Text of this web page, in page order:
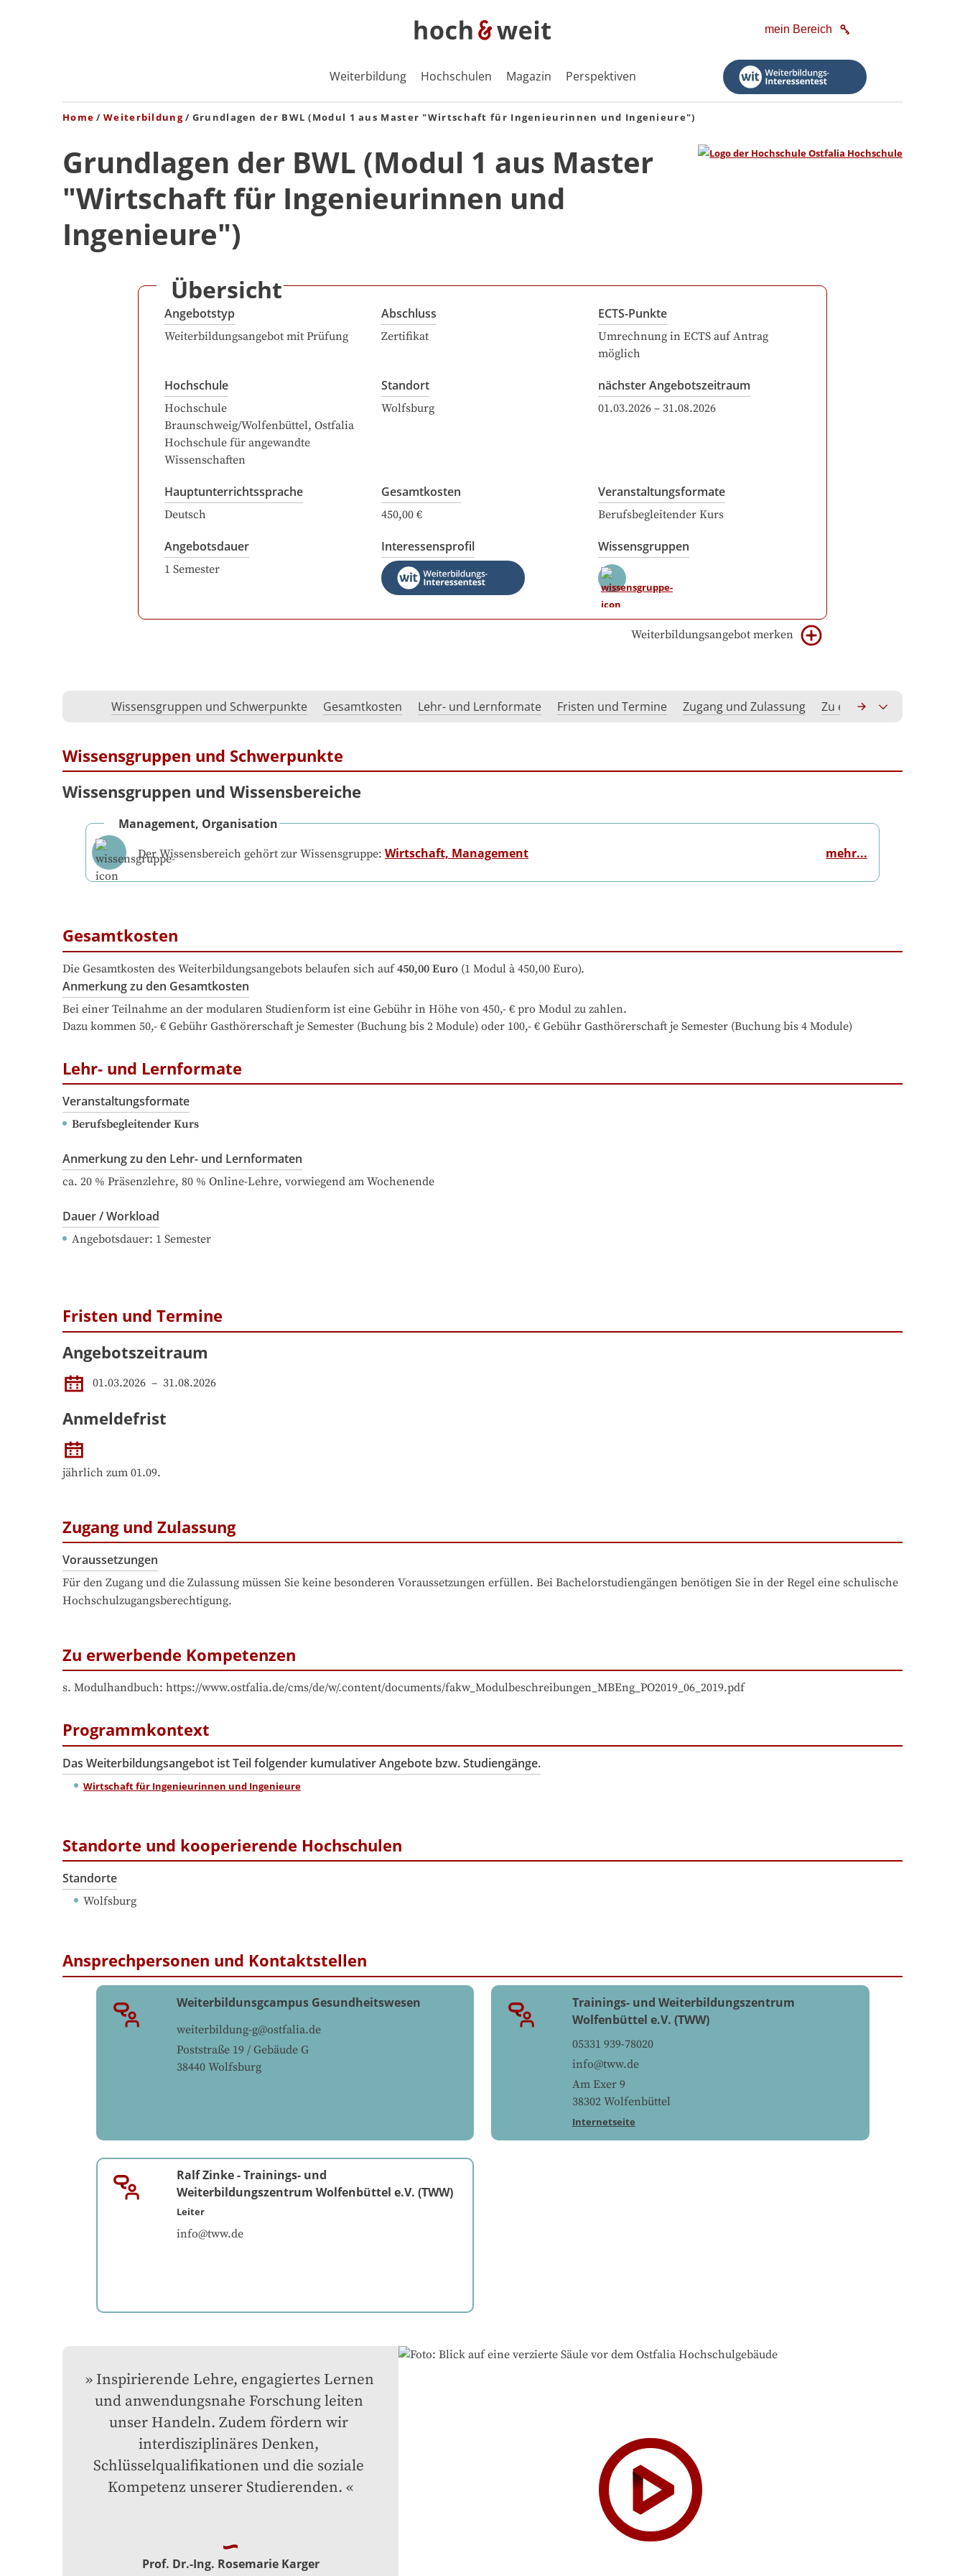
mein Bereich
Weiterbildung Hochschulen Magazin Perspektiven
Home Weiterbildung Grundlagen der BWL (Modul 1 aus Master "Wirtschaft für Ingenieurinnen und Ingenieure")
Grundlagen der BWL (Modul 1 aus Master
"Wirtschaft für Ingenieurinnen und
Ingenieure")
Übersicht
Angebotstyp
Weiterbildungsangebot mit Prüfung
Abschluss
Zertifikat
ECTS-Punkte
Umrechnung in ECTS auf Antrag
möglich
Hochschule
Hochschule
Braunschweig/Wolfenbüttel, Ostfalia
Hochschule für angewandte
Wissenschaften
Standort
Wolfsburg
nächster Angebotszeitraum
01.03.2026 – 31.08.2026
Hauptunterrichtssprache
Deutsch
Gesamtkosten
450,00 €
Veranstaltungsformate
Berufsbegleitender Kurs
Angebotsdauer
1 Semester
Interessensprofil Wissensgruppen
Weiterbildungsangebot merken
Wissensgruppen und Schwerpunkte Gesamtkosten Lehr- und Lernformate Fristen und Termine Zugang und Zulassung Zu erwerbende
Wissensgruppen und Schwerpunkte
Wissensgruppen und Wissensbereiche
Management, Organisation
Der Wissensbereich gehört zur Wissensgruppe: Wirtschaft, Management mehr...
Gesamtkosten
Die Gesamtkosten des Weiterbildungsangebots belaufen sich auf 450,00 Euro (1 Modul à 450,00 Euro).
Anmerkung zu den Gesamtkosten
Bei einer Teilnahme an der modularen Studienform ist eine Gebühr in Höhe von 450,- € pro Modul zu zahlen.
Dazu kommen 50,- € Gebühr Gasthörerschaft je Semester (Buchung bis 2 Module) oder 100,- € Gebühr Gasthörerschaft je Semester (Buchung bis 4 Module)
Lehr- und Lernformate
Veranstaltungsformate
Berufsbegleitender Kurs
Anmerkung zu den Lehr- und Lernformaten
ca. 20 % Präsenzlehre, 80 % Online-Lehre, vorwiegend am Wochenende
Dauer / Workload
Angebotsdauer: 1 Semester
Fristen und Termine
Angebotszeitraum
01.03.2026 – 31.08.2026
Anmeldefrist
jährlich zum 01.09.
Zugang und Zulassung
Voraussetzungen
Für den Zugang und die Zulassung müssen Sie keine besonderen Voraussetzungen erfüllen. Bei Bachelorstudiengängen benötigen Sie in der Regel eine schulische
Hochschulzugangsberechtigung.
Zu erwerbende Kompetenzen
s. Modulhandbuch: https://www.ostfalia.de/cms/de/w/.content/documents/fakw_Modulbeschreibungen_MBEng_PO2019_06_2019.pdf
Programmkontext
Das Weiterbildungsangebot ist Teil folgender kumulativer Angebote bzw. Studiengänge.
Wirtschaft für Ingenieurinnen und Ingenieure
Standorte und kooperierende Hochschulen
Standorte
Wolfsburg
Ansprechpersonen und Kontaktstellen
Weiterbildunsgcampus Gesundheitswesen
weiterbildung-g@ostfalia.de
Poststraße 19 / Gebäude G
38440 Wolfsburg
Trainings- und Weiterbildungszentrum
Wolfenbüttel e.V. (TWW)
05331 939-78020
info@tww.de
Am Exer 9
38302 Wolfenbüttel
Internetseite
Ralf Zinke-Trainings- und
Weiterbildungszentrum Wolfenbüttel e.V. (TWW)
Leiter
info@tww.de
Inspirierende Lehre, engagiertes Lernen
und anwendungsnahe Forschung leiten
unser Handeln. Zudem fördern wir
interdisziplinäres Denken,
Schlüsselqualifikationen und die soziale
Kompetenz unserer Studierenden.
Prof. Dr.-Ing. Rosemarie Karger